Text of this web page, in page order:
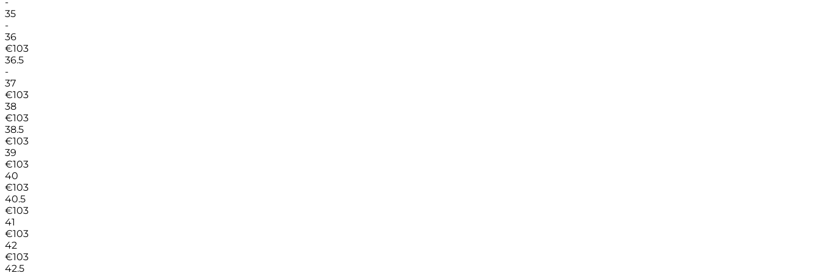
35
-
36
€103
36.5
-
37
€103
38
€103
38.5
€103
39
€103
40
€103
40.5
€103
41
€103
42
€103
42.5